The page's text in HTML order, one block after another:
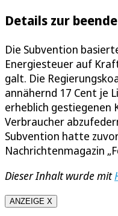
Details zur
Die Subvention
Energiesteuer auf
galt. Die
annähernd 17 Cent je
erheblich gestiegenen
Verbraucher
Subvention hatte
Nachrichtenmagazin
Dieser Inhalt wurde mit
ANZEIGE X